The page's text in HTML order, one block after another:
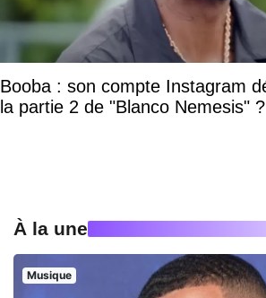
Booba : son compte Instagram
la partie 2 de "Blanco Nemesis" ?
À la une
Musique